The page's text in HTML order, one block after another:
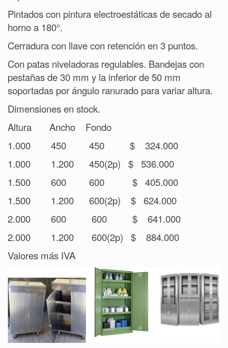
Pintados con pintura electroestáticas de secado al
horno a 180°.
Cerradura con llave con retención en 3 puntos.
Con patas niveladoras regulables. Bandejas con
pestañas de 30 mm y la inferior de 50 mm
soportadas por ángulo ranurado para variar altura.
Dimensiones en stock.
Altura
Ancho
Fondo
1.000
450 450 $
324.000
1.000
1.200 450(2p) $ 536.000
1.500
600 600 $ 405.000
1.500
1.200 600(2p) $ 624.000
2.000
600 600 $
641.000
2.000
1.200 600(2p) $
884.000
Valores más IVA